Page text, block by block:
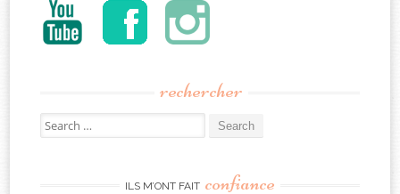
rechercher
Search
for:
ILS M’ONT FAIT confiance